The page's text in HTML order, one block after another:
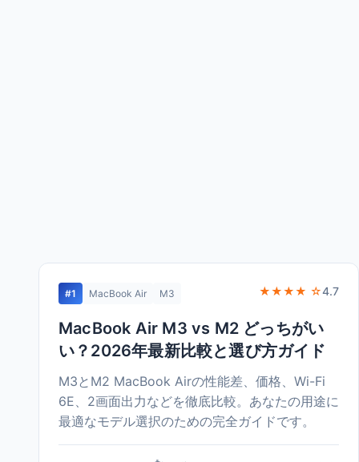
#1 MacBook Air M3 ★★★★ ☆4.7
MacBook Air M3 vs M2 どっちがい
い？2026年最新比較と選び方ガイド
M3とM2 MacBook Airの性能差、価格、Wi-Fi
6E、2画面出力などを徹底比較。あなたの用途に
最適なモデル選択のための完全ガイドです。